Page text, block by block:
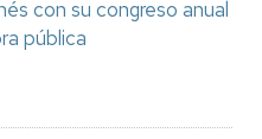
con su congreso anual
pública